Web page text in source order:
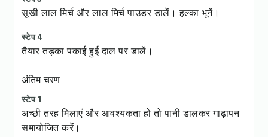
सूखी लाल मिर्च और लाल मिर्च पाउडर डालें। हल्का भूनें।
स्टेप 4
तैयार तड़का पकाई हुई दाल पर डालें।
अंतिम चरण
स्टेप 1
अच्छी तरह मिलाएं और आवश्यकता हो तो पानी डालकर गाढ़ापन
समायोजित करें।